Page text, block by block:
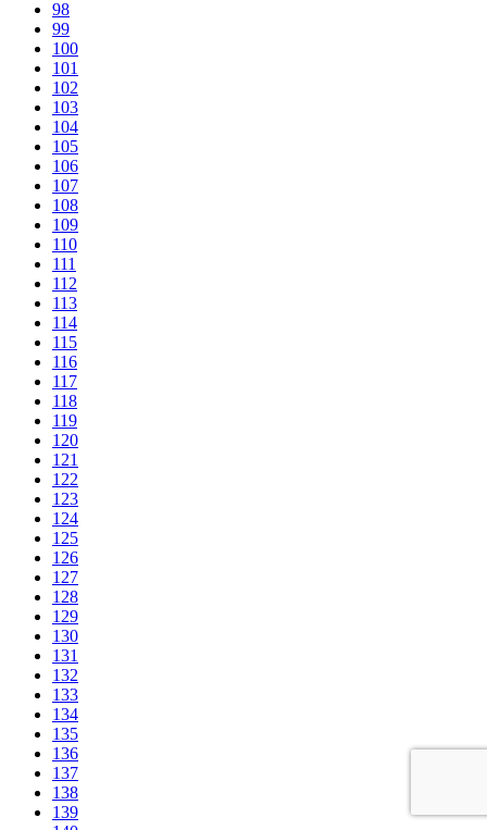
98
99
100
101
102
103
104
105
106
107
108
109
110
111
112
113
114
115
116
117
118
119
120
121
122
123
124
125
126
127
128
129
130
131
132
133
134
135
136
137
138
139